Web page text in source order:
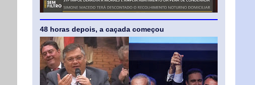
48 horas depois, a caçada começou